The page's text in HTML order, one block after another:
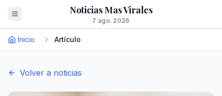
Noticias Mas Virales
7 ago. 2026
Inicio Artículo
Volver a noticias